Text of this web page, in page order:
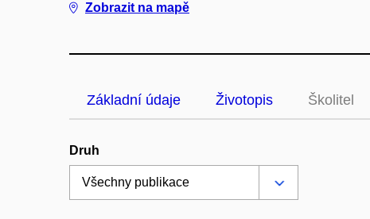
Zobrazit na mapě
Základní údaje Životopis Školitel
Druh